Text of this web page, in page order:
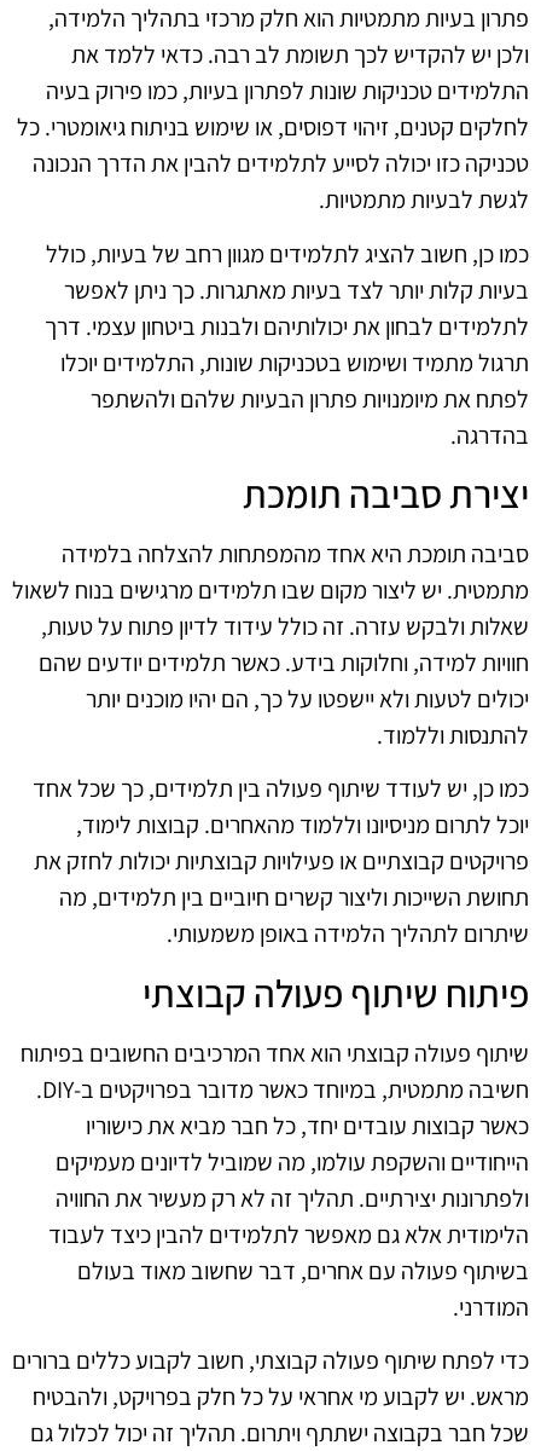
פתרון בעיות מתמטיות הוא חלק מרכזי בתהליך הלמידה,
ולכן יש להקדיש לכך תשומת לב רבה. כדאי ללמד את
התלמידים טכניקות שונות לפתרון בעיות, כמו פירוק בעיה
לחלקים קטנים, זיהוי דפוסים, או שימוש בניתוח גיאומטרי. כל
טכניקה כזו יכולה לסייע לתלמידים להבין את הדרך הנכונה
לגשת לבעיות מתמטיות.
כמו כן, חשוב להציג לתלמידים מגוון רחב של בעיות, כולל
בעיות קלות יותר לצד בעיות מאתגרות. כך ניתן לאפשר
לתלמידים לבחון את יכולותיהם ולבנות ביטחון עצמי. דרך
תרגול מתמיד ושימוש בטכניקות שונות, התלמידים יוכלו
לפתח את מיומנויות פתרון הבעיות שלהם ולהשתפר
בהדרגה.
יצירת סביבה תומכת
סביבה תומכת היא אחד מהמפתחות להצלחה בלמידה
מתמטית. יש ליצור מקום שבו תלמידים מרגישים בנוח לשאול
שאלות ולבקש עזרה. זה כולל עידוד לדיון פתוח על טעות,
חוויות למידה, וחלוקות בידע. כאשר תלמידים יודעים שהם
יכולים לטעות ולא יישפטו על כך, הם יהיו מוכנים יותר
להתנסות וללמוד.
כמו כן, יש לעודד שיתוף פעולה בין תלמידים, כך שכל אחד
יוכל לתרום מניסיונו וללמוד מהאחרים. קבוצות לימוד,
פרויקטים קבוצתיים או פעילויות קבוצתיות יכולות לחזק את
תחושת השייכות וליצור קשרים חיוביים בין תלמידים, מה
שיתרום לתהליך הלמידה באופן משמעותי.
פיתוח שיתוף פעולה קבוצתי
שיתוף פעולה קבוצתי הוא אחד המרכיבים החשובים בפיתוח
חשיבה מתמטית, במיוחד כאשר מדובר בפרויקטים ב-DIY.
כאשר קבוצות עובדים יחד, כל חבר מביא את כישוריו
הייחודיים והשקפת עולמו, מה שמוביל לדיונים מעמיקים
ולפתרונות יצירתיים. תהליך זה לא רק מעשיר את החוויה
הלימודית אלא גם מאפשר לתלמידים להבין כיצד לעבוד
בשיתוף פעולה עם אחרים, דבר שחשוב מאוד בעולם
המודרני.
כדי לפתח שיתוף פעולה קבוצתי, חשוב לקבוע כללים ברורים
מראש. יש לקבוע מי אחראי על כל חלק בפרויקט, ולהבטיח
שכל חבר בקבוצה ישתתף ויתרום. תהליך זה יכול לכלול גם